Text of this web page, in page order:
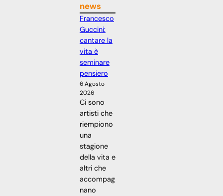
news
Francesco
Guccini:
cantare la
vita è
seminare
pensiero
6 Agosto
2026
Ci sono
artisti che
riempiono
una
stagione
della vita e
altri che
accompag
nano